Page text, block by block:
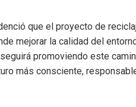
que el proyecto de
mejorar la calidad del
promoviendo este
más consciente,